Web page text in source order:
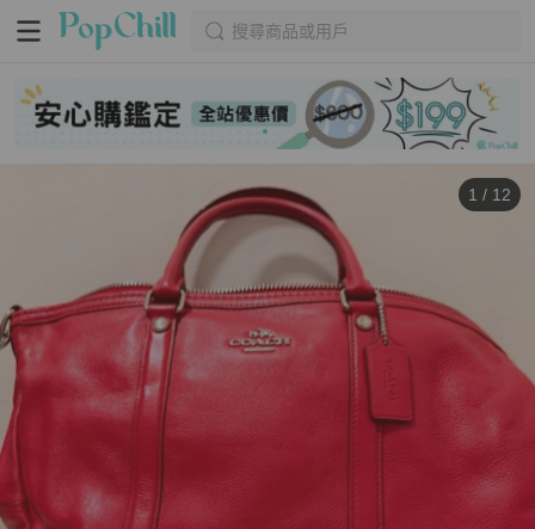
搜尋商品或用戶
1 / 12